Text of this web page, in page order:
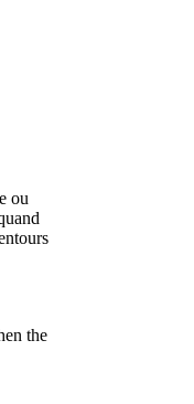
ou
the